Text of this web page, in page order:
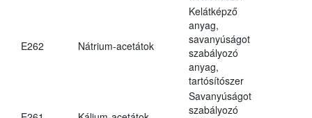
E262 Nátrium-acetátok
Kelátképző
anyag,
savanyúságot
szabályozó
anyag,
tartósítószer
Savanyúságot
szabályozó